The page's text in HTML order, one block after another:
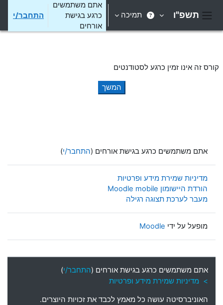
תשפ"ו תמיכה
אתם משתמשים
כרגע בגישת
אורחים
התחבר/י
קורס זה אינו זמין כרגע לסטודנטים
המשך
אתם משתמשים כרגע בגישת אורחים (התחבר/י)
מדיניות שמירת מידע ופרטיות
הורדת היישומון Moodle mobile
מעבר לערכת תצוגה רגילה
מופעל על ידי Moodle
אתם משתמשים כרגע בגישת אורחים (התחבר/י)
> מדיניות שמירת מידע ופרטיות
האוניברסיטה עושה כל מאמץ לכבד את זכויות היוצרים.